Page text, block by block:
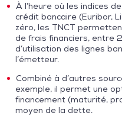
À l’heure où les indices
crédit bancaire (Euribor,
zéro, les TNCT
de frais financiers, entre
d’utilisation des lignes
l’émetteur.
Combiné à d’autres
exemple, il permet une
financement (maturité,
moyen de la dette.